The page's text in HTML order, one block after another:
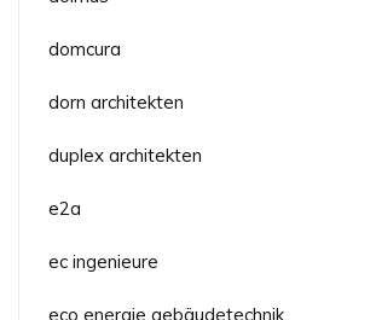
domcura
dorn architekten
duplex architekten
e2a
ec ingenieure
eco energie gebäudetechnik